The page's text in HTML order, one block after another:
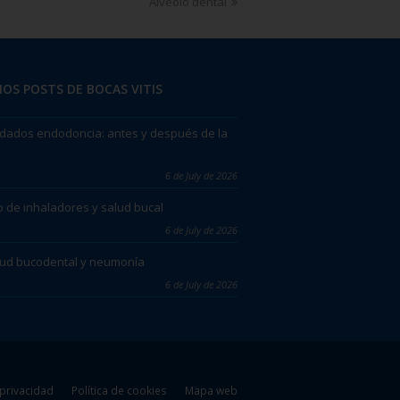
POSTS DE BOCAS VITIS
endodoncia: antes y después de la
6 de July de 2026
de inhaladores y salud bucal
6 de July de 2026
bucodental y neumonía
6 de July de 2026
Política de cookies Mapa web